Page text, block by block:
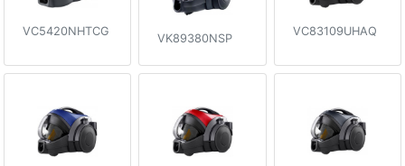
VC5420NHTCG
VK89380NSP
VC83109UHAQ